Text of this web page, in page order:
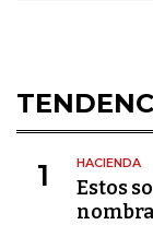
1 HACIENDA
Estos